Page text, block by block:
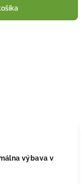
výbava v